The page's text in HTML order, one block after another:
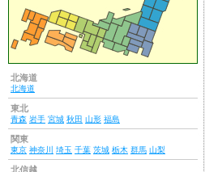
北海道
北海道
東北
青森 岩手 宮城 秋田 山形 福島
関東
東京 神奈川 埼玉 千葉 茨城 栃木 群馬 山梨
北信越